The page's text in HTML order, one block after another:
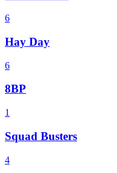
6
Hay Day
6
8BP
1
Squad Busters
4